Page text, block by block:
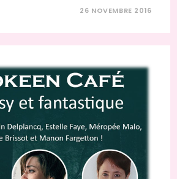
26 NOVEMBRE 2016